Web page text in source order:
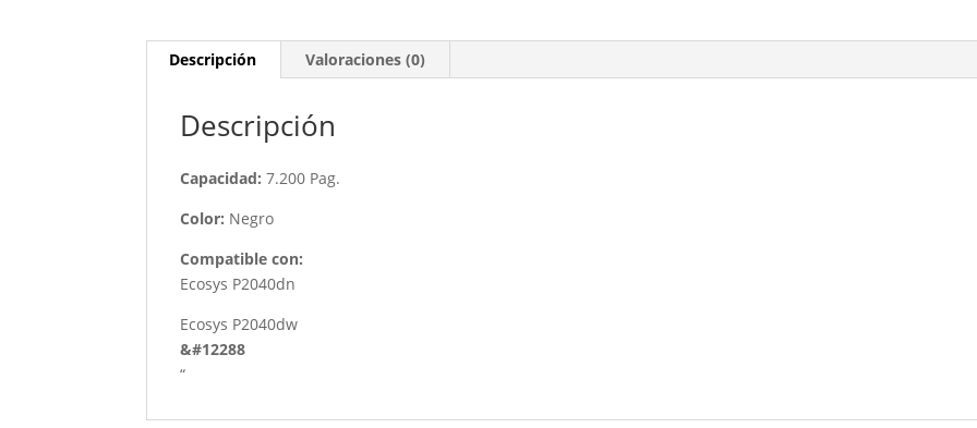
Descripción Valoraciones (0)
Descripción
Capacidad:7.200 Pag.
Color: Negro
Compatible con:
Ecosys P2040dn
Ecosys P2040dw
&#12288
“